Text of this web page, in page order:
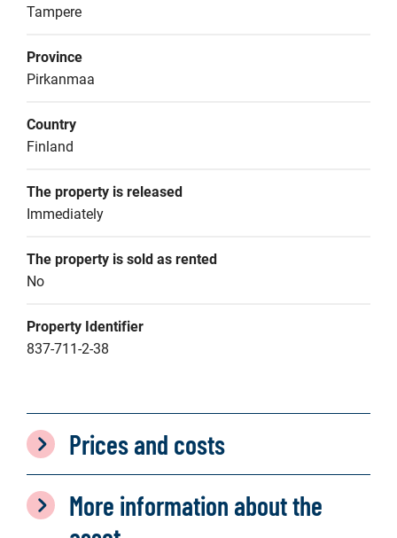
Tampere
Province
Pirkanmaa
Country
Finland
The property is released
Immediately
The property is sold as rented
No
Property Identifier
837-711-2-38
Prices and costs
More information about the